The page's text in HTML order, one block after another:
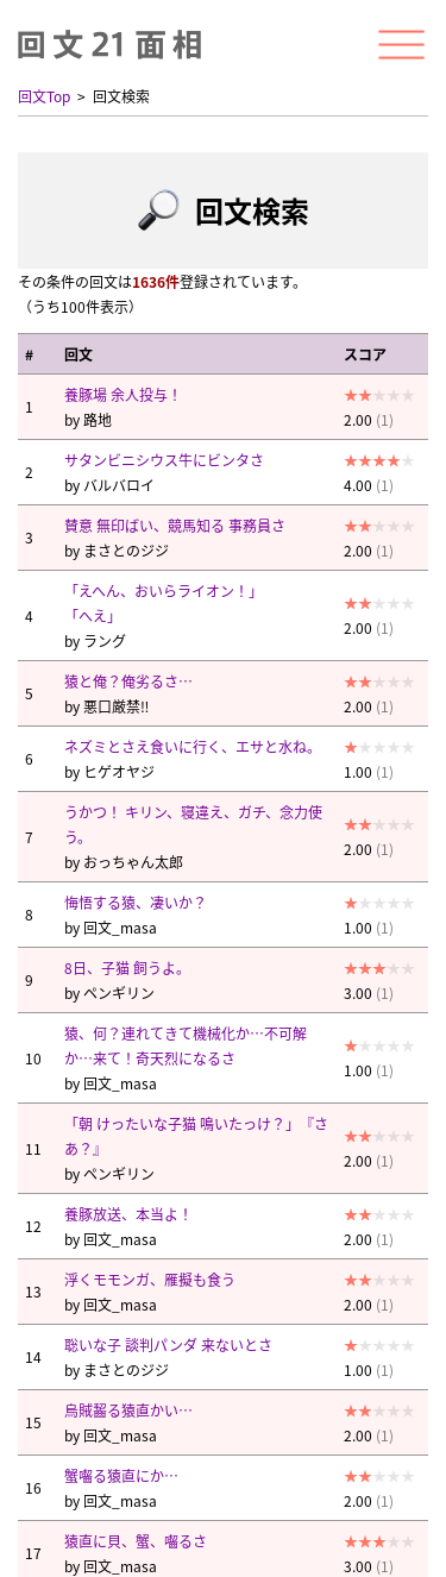
回文Top 回文検索
回文検索
その条件の回文は1636件登録されています。
（うち100件表示）
# 回文 スコア
1
養豚場 余人投与！
by 路地 2.00 (1)
2
サタンビニシウス牛にビンタさ
by バルバロイ 4.00 (1)
3
賛意 無印ばい、競馬知る 事務員さ
by まさとのジジ 2.00 (1)
4
「えへん、おいらライオン！」
「へえ」
by ラング
2.00 (1)
5
猿と俺？俺劣るさ…
by悪口厳禁‼︎ 2.00 (1)
6
ネズミとさえ食いに行く、エサと水ね。
by ヒゲオヤジ 1.00 (1)
7
うかつ！ キリン、寝違え、ガチ、念力使
う。
by おっちゃん太郎
2.00 (1)
8
悔悟する猿、凄いか？
by 回文_masa 1.00 (1)
9
8日、子猫 飼うよ。
byペンギリン 3.00 (1)
10
猿、何？連れてきて機械化か…不可解
か…来て！奇天烈になるさ
by 回文_masa
1.00 (1)
11
「朝 けったいな子猫 鳴いたっけ？」『さ
あ？』
byペンギリン
2.00 (1)
12
養豚放送、本当よ！
by 回文_masa 2.00 (1)
13
浮くモモンガ、雁擬も食う
by 回文_masa 2.00 (1)
14
聡いな子 談判パンダ 来ないとさ
by まさとのジジ 1.00 (1)
15
烏賊齧る猿直かい…
by 回文_masa 2.00 (1)
16
蟹囓る猿直にか…
by 回文_masa 2.00 (1)
17
猿直に貝、蟹、囓るさ
by 回文_masa 3.00 (1)